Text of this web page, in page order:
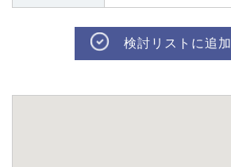
検討リストに追加